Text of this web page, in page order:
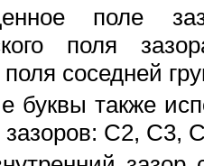
поле
поля
соседней
буквы также
зазоров: С2,